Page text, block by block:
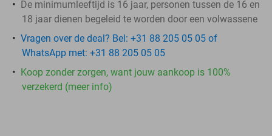
De minimumleeftijd is 16 jaar, personen tussen de 16 en
18 jaar dienen begeleid te worden door een volwassene
Vragen over de deal? Bel: +31 88 205 05 05 of
WhatsApp met: +31 88 205 05 05
Koop zonder zorgen, want jouw aankoop is 100%
verzekerd (meer info)